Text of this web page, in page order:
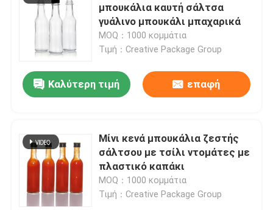
μπουκάλια καυτή σάλτσα
γυάλινο μπουκάλι μπαχαρικά
MOQ：1000 κομμάτια
Τιμή：Creative Package Group
Καλύτερη τιμή επαφή
Μίνι κενά μπουκάλια ζεστής
σάλτσου με τσίλι ντομάτες με
πλαστικό καπάκι
MOQ：1000 κομμάτια
Τιμή：Creative Package Group